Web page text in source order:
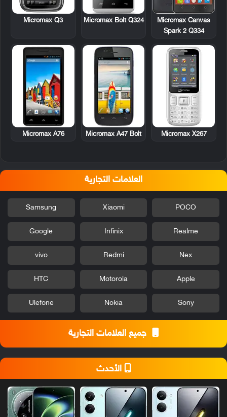
Micromax Canvas
Spark 2 Q334
Micromax Bolt Q324
Micromax Q3
Micromax X267
Micromax A47 Bolt
Micromax A76
العلامات التجارية
POCO
Xiaomi
Samsung
Realme
Infinix
Google
Nex
Redmi
vivo
Apple
Motorola
HTC
Sony
Nokia
Ulefone
جميع العلامات التجارية
الأحدث